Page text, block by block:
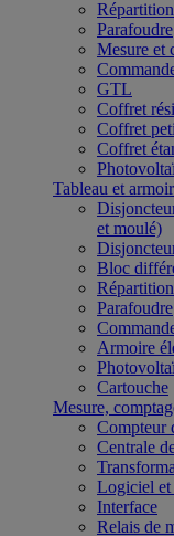
Répartition
Parafoudre
Mesure et
GTL
Coffret
Coffret
Coffret
Tableau et
et moulé)
Bloc
Parafoudre
Armoire
Cartouche
Mesure,
Compteur
Centrale
Logiciel et
Interface
Relais de